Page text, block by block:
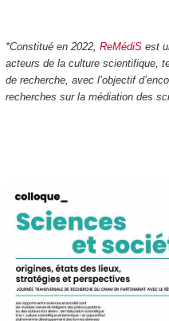
*Constitué en 2022, ReMédiSest
acteurs de la culture scientifique,
de recherche, avec l’objectif
recherches sur la médiation des